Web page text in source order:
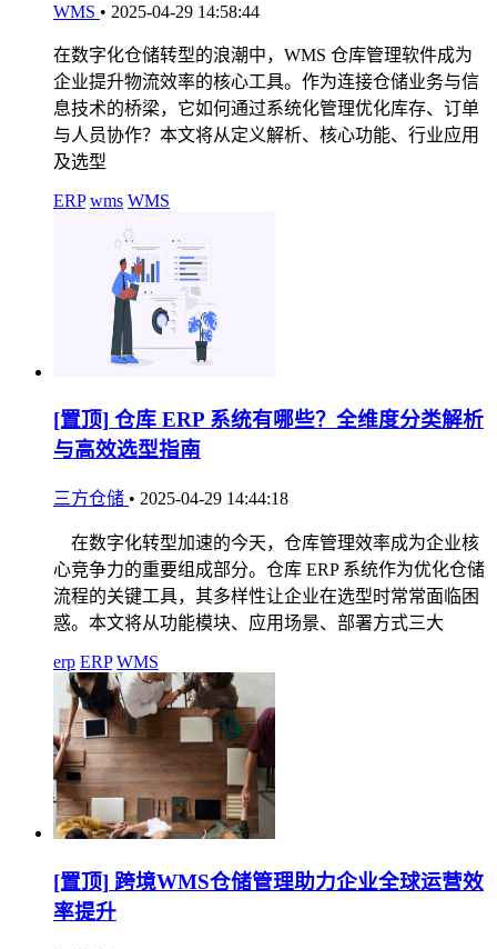
WMS • 2025-04-29 14:58:44
在数字化仓储转型的浪潮中，WMS 仓库管理软件成为
企业提升物流效率的核心工具。作为连接仓储业务与信
息技术的桥梁，它如何通过系统化管理优化库存、订单
与人员协作？本文将从定义解析、核心功能、行业应用
及选型
ERP wms WMS
[置顶] 仓库 ERP 系统有哪些？全维度分类解析
与高效选型指南
三方仓储 • 2025-04-29 14:44:18
在数字化转型加速的今天，仓库管理效率成为企业核
心竞争力的重要组成部分。仓库 ERP 系统作为优化仓储
流程的关键工具，其多样性让企业在选型时常常面临困
惑。本文将从功能模块、应用场景、部署方式三大
erp ERP WMS
[置顶] 跨境WMS仓储管理助力企业全球运营效
率提升